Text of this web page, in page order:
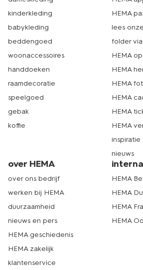
kinderkleding
babykleding
beddengoed
woonaccessoires
handdoeken
raamdecoratie
speelgoed
gebak
koffie
HEMA
lees
folder
HEMA
HEMA
HEMA
HEMA
HEMA
HEMA
inspiratie
nieuws
over HEMA
over ons bedrijf
werken bij HEMA
duurzaamheid
nieuws en pers
HEMA geschiedenis
HEMA zakelijk
klantenservice
HEMA
HEMA
HEMA
HEMA